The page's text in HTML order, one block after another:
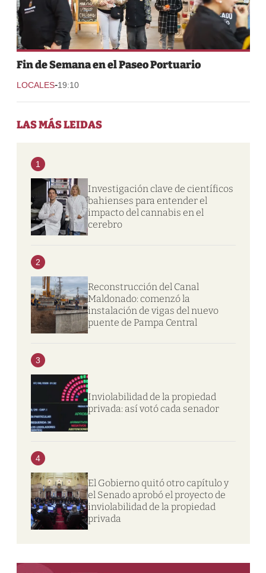
Fin de Semana en el Paseo Portuario
LOCALES-19:10
LAS MÁS LEIDAS
1
Investigación clave de científicos
bahienses para entender el
impacto del cannabis en el
cerebro
2
Reconstrucción del Canal
Maldonado: comenzó la
instalación de vigas del nuevo
puente de Pampa Central
3
Inviolabilidad de la propiedad
privada: así votó cada senador
4
El Gobierno quitó otro capítulo y
el Senado aprobó el proyecto de
inviolabilidad de la propiedad
privada